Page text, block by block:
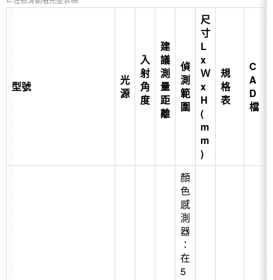
型號
光
源
入
射
角
度
建
議
測
量
距
離
偵
測
範
圍
尺
寸
L
x
Ｗ
x
H
(
m
m
)
規
格
表
C
A
D
檔
顏
色
感
測
器
：
在
5